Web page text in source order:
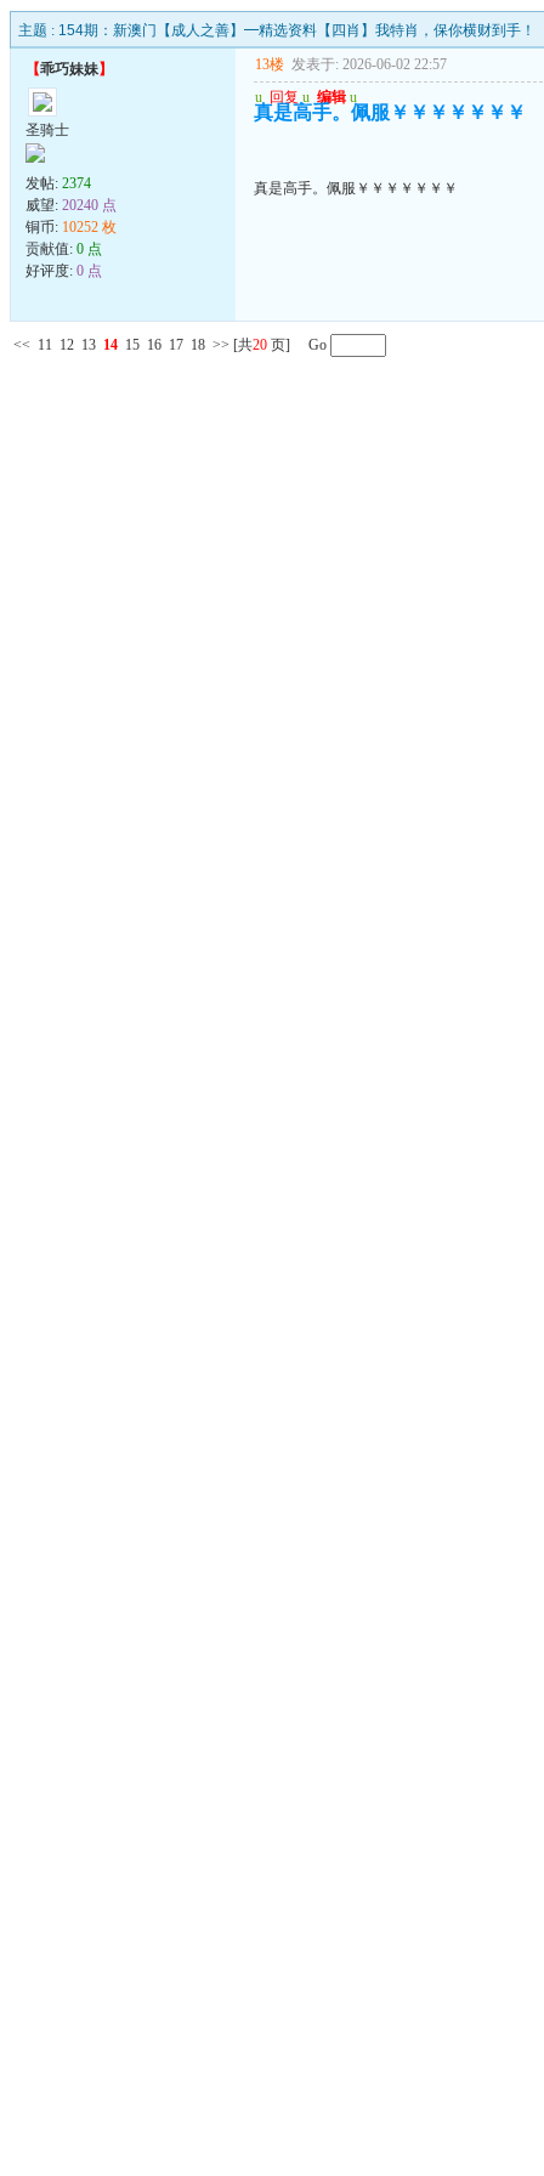
主题 : 154期：新澳门【成人之善】━精选资料【四肖】我特肖，保你横财到手！
【乖巧妹妹】
圣骑士
发帖: 2374
威望: 20240 点
铜币: 10252 枚
贡献值: 0 点
好评度: 0 点
13楼 发表于: 2026-06-02 22:57
u 回复 u 编辑 u
真是高手。佩服￥￥￥￥￥￥￥
真是高手。佩服￥￥￥￥￥￥￥
<< 11 12 13 14 15 16 17 18 >> [共20 页] Go